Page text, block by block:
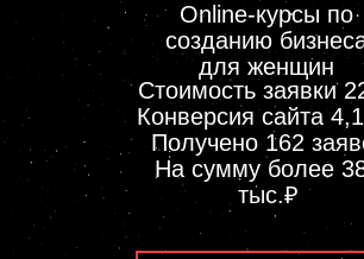
Online-курсы по
созданию
для женщин
Стоимость заявки
Конверсия сайта
Получено 162
На сумму более
тыс.₽